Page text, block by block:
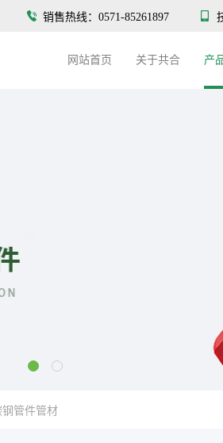
销售热线：0571-85261897
网站首页 关于共合 产
管件管材